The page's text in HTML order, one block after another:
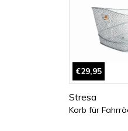
€29,95
Stresa
Korb für